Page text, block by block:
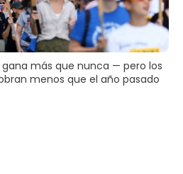
gana más que nunca — pero los
menos que el año pasado